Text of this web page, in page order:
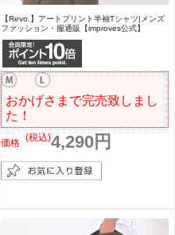
【Revo.】アートプリント半袖Tシャツ|メンズ
ファッション・服通販【improves公式】
おかげさまで完売致しまし
た！
価格 4,290円
(税込)